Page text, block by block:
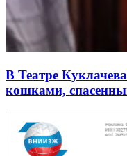
В Театре
кошками,